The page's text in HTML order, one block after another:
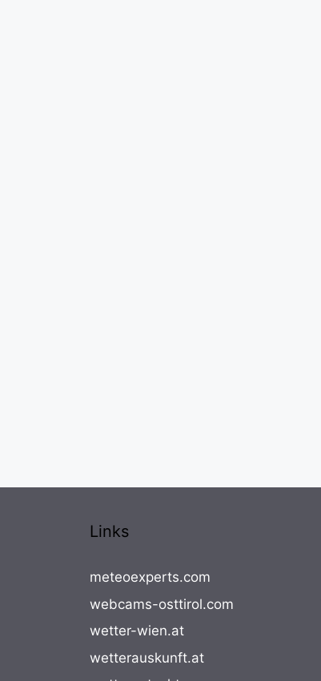
Links
meteoexperts.com
webcams-osttirol.com
wetter-wien.at
wetterauskunft.at